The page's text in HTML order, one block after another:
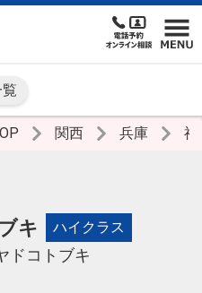
関西 兵庫 神
キ ハイクラス
ドコトブキ